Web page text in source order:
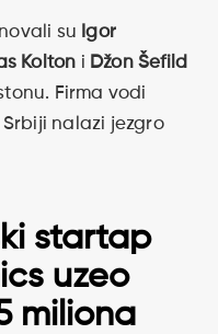
su Igor
Kolton i Džon Šefild
Firma vodi
nalazi jezgro
startap
uzeo
miliona